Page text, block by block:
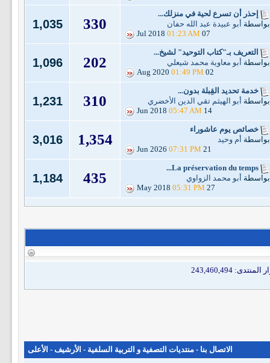
إحذر أن تسرع لحية في منزلك...
بواسطة أبو عبيدة عبد الله حفان
07 Jul 2018
01:23 AM
330
1,035
التعريف بـ"كتاب التوحيد" لشيخ...
بواسطة أبو معاوية محمد شيعلي
02 Aug 2020
01:49 PM
202
1,096
خدمة تحديد القِبلة بدون...
بواسطة أبو الهيثم تقي الدين الأخضري
14 Jun 2018
05:47 AM
310
1,231
خصائص يوم عاشوراء
بواسطة أم وحيد
21 Jun 2026
07:31 PM
1,354
3,016
La préservation du temps...
بواسطة أبو محمد الزواوي
27 May 2018
05:31 PM
435
1,184
الاتصال بنا - منتديات التصفية و التربية السلفية - الأرشيف - الأعلى